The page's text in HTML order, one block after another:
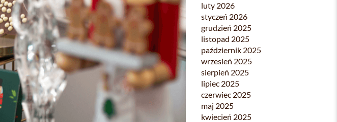
luty 2026
styczeń 2026
grudzień 2025
listopad 2025
październik 2025
wrzesień 2025
sierpień 2025
lipiec 2025
czerwiec 2025
maj 2025
kwiecień 2025